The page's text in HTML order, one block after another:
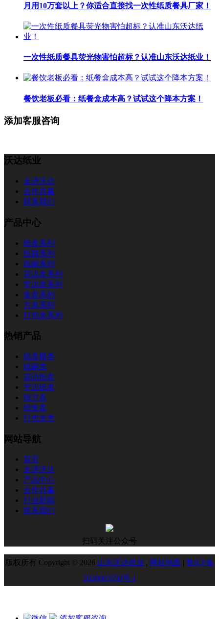
月用10万套以上？你适合直接找一次性纸质餐具厂家！
一次性纸质餐具荧光物害怕超标？认准山东沃达纸业！
餐饮老板必看：纸餐盒成本高？试试这个降本方案！
添加客服咨询
沃达纸业
走进沃达
合作共赢
联系我们
产品中心
纸盘系列
纸碟系列
纸碗系列
花边盘系列
窄边盘系列
鱼盘系列
方盘系列
打包盒系列
热销产品
纸盘碟类
纸碗类
花边纸盘
窄边纸盘
纸方盘
纸鱼盘
打包盒类
网站导航
首页
走进沃达
产品中心
合作共赢
行业新闻
联系我们
扫码关注公众号
版权所有 Copyright © 2026 山东沃达纸业 | 网站地图 | 鲁ICP备
2026003550号-1